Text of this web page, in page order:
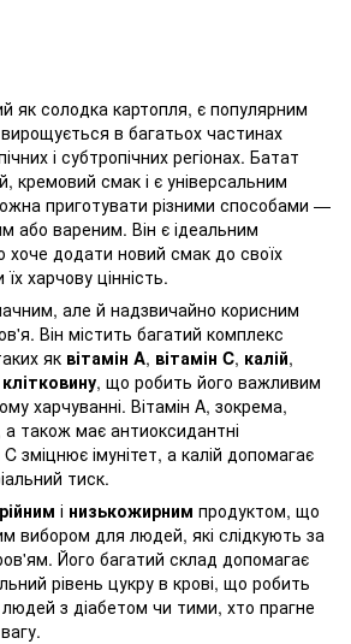
як солодка картопля, є популярним
в багатьох частинах
і субтропічних регіонах. Батат
кремовий смак і є універсальним
приготувати різними способами —
або вареним. Він є ідеальним
хоче додати новий смак до своїх
харчову цінність.
але й надзвичайно корисним
Він містить багатий комплекс
як вітамін A, вітамін C, калій,
клітковину, що робить його важливим
харчуванні. Вітамін A, зокрема,
а також має антиоксидантні
зміцнює імунітет, а калій допомагає
тиск.
і низькожирним продуктом, що
вибором для людей, які слідкують за
Його багатий склад допомагає
рівень цукру в крові, що робить
з діабетом чи тими, хто прагне